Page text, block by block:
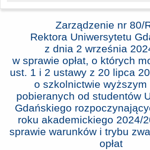
Zarządzenie nr 80/
Rektora Uniwersytetu
z dnia 2 września
w sprawie opłat, o których
ust. 1 i 2 ustawy z 20 lipca
o szkolnictwie wyższym
pobieranych od studentów
Gdańskiego
roku akademickiego 2024/
sprawie warunków i trybu
opłat